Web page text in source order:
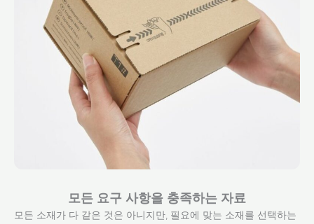
모든 요구 사항을 충족하는 자료
모든 소재가 다 같은 것은 아니지만, 필요에 맞는 소재를 선택하는